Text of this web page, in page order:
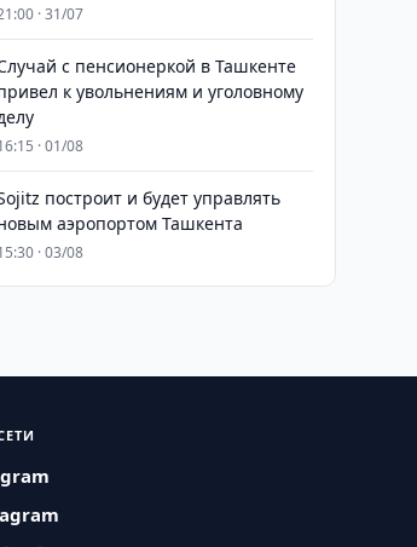
· 31/07
с пенсионеркой в Ташкенте
к увольнениям и уголовному
· 01/08
построит и будет управлять
аэропортом Ташкента
· 03/08